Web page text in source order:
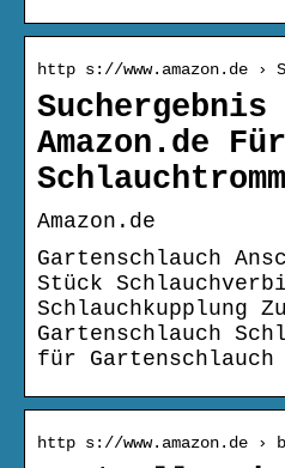
http s://www.amazon.de ›
Suchergebnis
Amazon.de
Amazon.de
Gartenschlauch
Stück
Schlauchkupplung
Gartenschlauch
für Gartenschlauch
http s://www.amazon.de